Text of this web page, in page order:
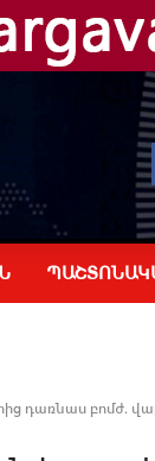
դառնաս բոմժ.